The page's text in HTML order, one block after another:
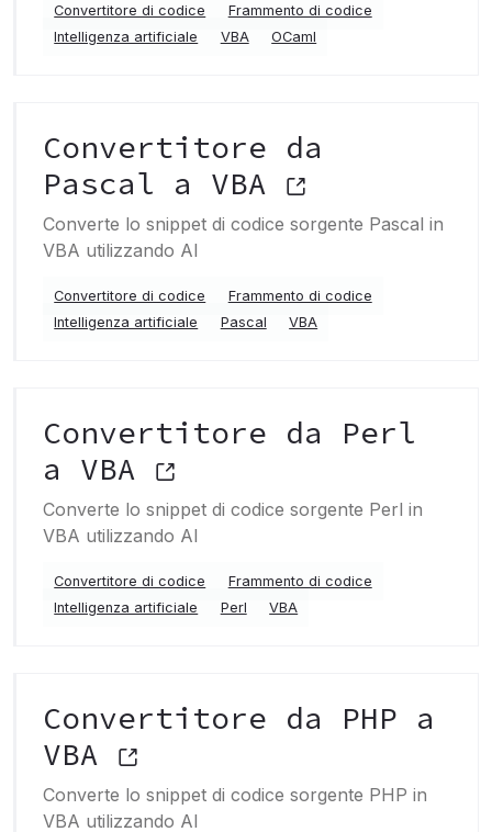
Convertitore di codice
Frammento di codice
Intelligenza artificiale
VBA OCaml
Convertitore da
Pascal a VBA
Converte lo snippet di codice sorgente Pascal in
VBA utilizzando AI
Convertitore di codice
Frammento di codice
Intelligenza artificiale
Pascal VBA
Convertitore da Perl
a VBA
Converte lo snippet di codice sorgente Perl in
VBA utilizzando AI
Convertitore di codice
Frammento di codice
Intelligenza artificiale
Perl VBA
Convertitore da PHP a
VBA
Converte lo snippet di codice sorgente PHP in
VBA utilizzando AI